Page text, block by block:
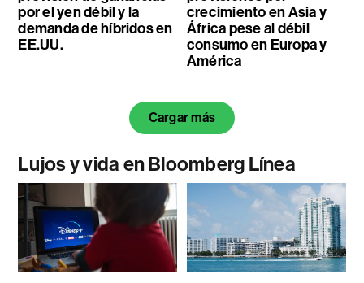
por el yen débil y la
demanda de híbridos en
EE.UU.
crecimiento en Asia y
África pese al débil
consumo en Europa y
América
Cargar más
Lujos y vida en Bloomberg Línea